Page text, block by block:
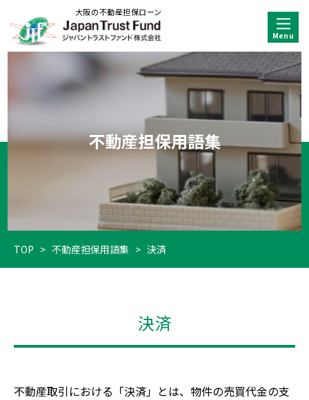
大阪の不動産担保ローン
不動産担保用語集
TOP > 不動産担保用語集 > 決済
決済
不動産取引における「決済」とは、物件の売買代金の支